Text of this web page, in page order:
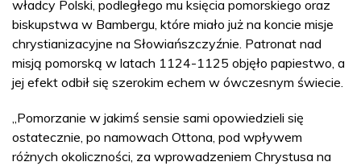
władcy Polski, podległego mu księcia pomorskiego oraz
biskupstwa w Bambergu, które miało już na koncie misje
chrystianizacyjne na Słowiańszczyźnie. Patronat nad
misją pomorską w latach 1124-1125 objęło papiestwo, a
jej efekt odbił się szerokim echem w ówczesnym świecie.
„Pomorzanie w jakimś sensie sami opowiedzieli się
ostatecznie, po namowach Ottona, pod wpływem
różnych okoliczności, za wprowadzeniem Chrystusa na